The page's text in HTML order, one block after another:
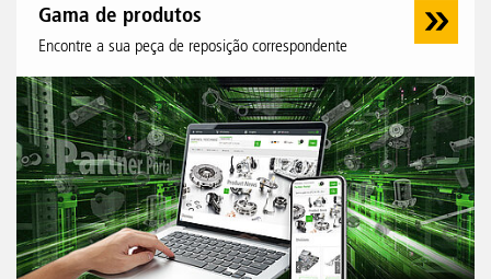
Gama de produtos
Encontre a sua peça de reposição correspondente